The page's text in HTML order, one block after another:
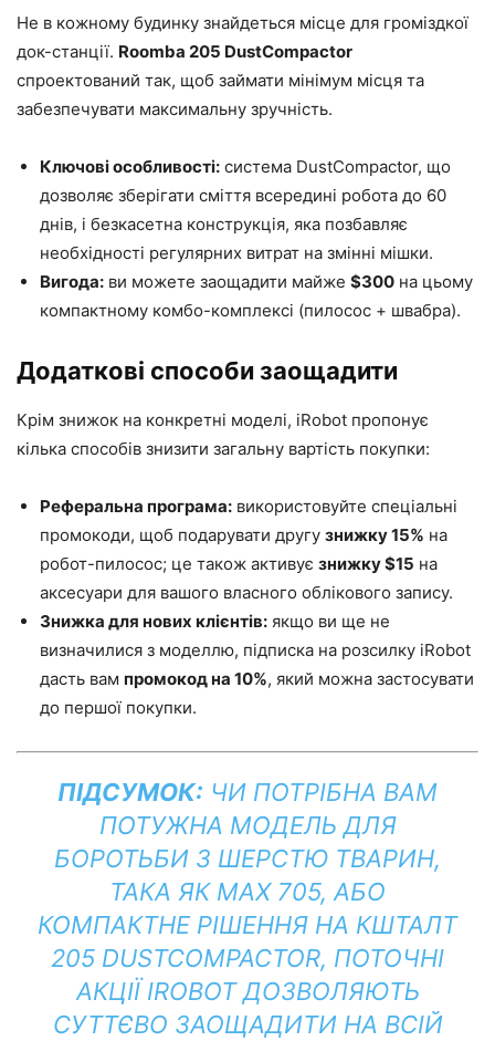
Не в кожному будинку знайдеться місце для громіздкої
док-станції. Roomba 205 DustCompactor
спроектований так, щоб займати мінімум місця та
забезпечувати максимальну зручність.
Ключові особливості: система DustCompactor, що
дозволяє зберігати сміття всередині робота до 60
днів, і безкасетна конструкція, яка позбавляє
необхідності регулярних витрат на змінні мішки.
Вигода: ви можете заощадити майже $300 на цьому
компактному комбо-комплексі (пилосос + швабра).
Додаткові способи заощадити
Крім знижок на конкретні моделі, iRobot пропонує
кілька способів знизити загальну вартість покупки:
Реферальна програма: використовуйте спеціальні
промокоди, щоб подарувати другу знижку 15% на
робот-пилосос; це також активує знижку $15 на
аксесуари для вашого власного облікового запису.
Знижка для нових клієнтів: якщо ви ще не
визначилися з моделлю, підписка на розсилку iRobot
дасть вам промокод на 10%, який можна застосувати
до першої покупки.
ПІДСУМОК: ЧИ ПОТРІБНА ВАМ
ПОТУЖНА МОДЕЛЬ ДЛЯ
БОРОТЬБИ З ШЕРСТЮ ТВАРИН,
ТАКА ЯК MAX 705, АБО
КОМПАКТНЕ РІШЕННЯ НА КШТАЛТ
205 DUSTCOMPACTOR, ПОТОЧНІ
АКЦІЇ IROBOT ДОЗВОЛЯЮТЬ
СУТТЄВО ЗАОЩАДИТИ НА ВСІЙ